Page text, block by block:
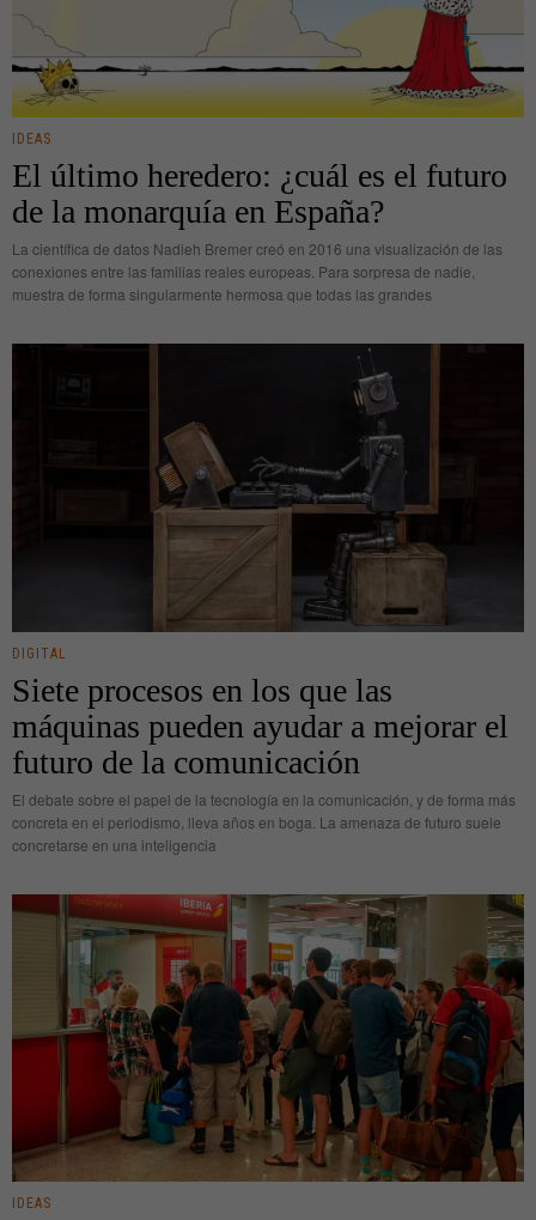
IDEAS
El último heredero: ¿cuál es el futuro
de la monarquía en España?
La científica de datos Nadieh Bremer creó en 2016 una visualización de las
conexiones entre las familias reales europeas. Para sorpresa de nadie,
muestra de forma singularmente hermosa que todas las grandes
DIGITAL
Siete procesos en los que las
máquinas pueden ayudar a mejorar el
futuro de la comunicación
El debate sobre el papel de la tecnología en la comunicación, y de forma más
concreta en el periodismo, lleva años en boga. La amenaza de futuro suele
concretarse en una inteligencia
IDEAS